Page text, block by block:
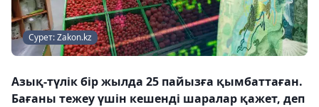
Сурет: Zakon.kz
Азық-түлік бір жылда 25 пайызға қымбаттаған.
Бағаны тежеу үшін кешенді шаралар қажет, деп